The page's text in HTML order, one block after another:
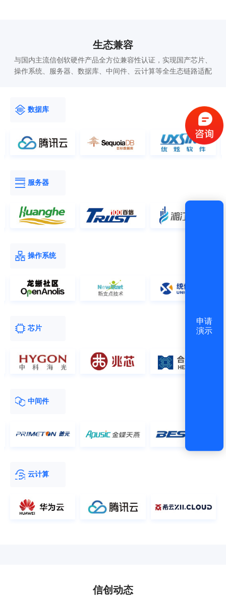
生态兼容
与国内主流信创软硬件产品全方位兼容性认证，实现国产芯片、
操作系统、服务器、数据库、中间件、云计算等全生态链路适配
数据库
服务器
操作系统
芯片
中间件
云计算
信创动态
获取验证码
申请
演示